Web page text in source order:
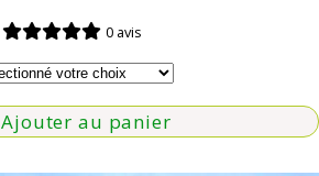
0 avis
Ajouter au panier